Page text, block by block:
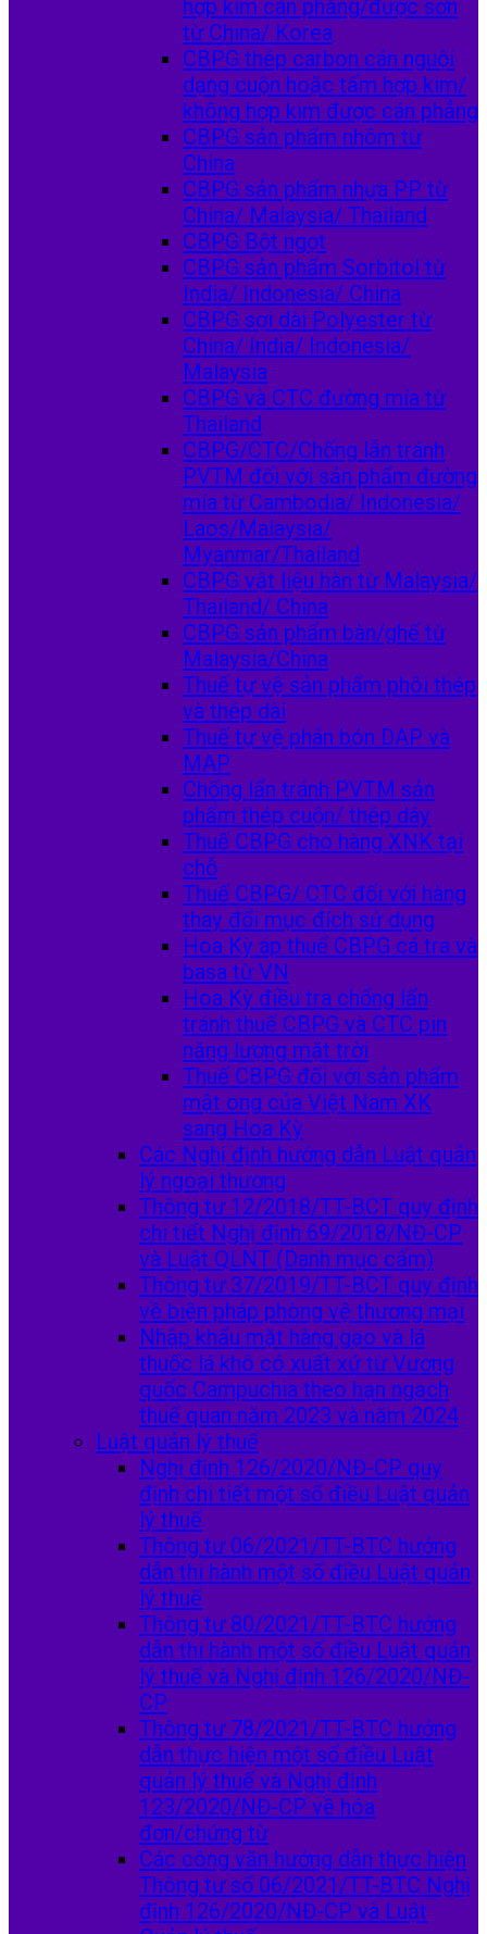
hợp kim cán phẳng/được sơn
từ China/ Korea
CBPG thép carbon cán nguội
dạng cuộn hoặc tấm hợp kim/
không hợp kim được cán phẳng
CBPG sản phẩm nhôm từ
China
CBPG sản phẩm nhựa PP từ
China/ Malaysia/ Thailand
CBPG Bột ngọt
CBPG sản phẩm Sorbitol từ
India/ Indonesia/ China
CBPG sợi dài Polyester từ
China/ India/ Indonesia/
Malaysia
CBPG và CTC đường mía từ
Thailand
CBPG/CTC/Chống lẫn tránh
PVTM đối với sản phẩm đường
mía từ Cambodia/ Indonesia/
Laos/Malaysia/
Myanmar/Thailand
CBPG vật liệu hàn từ Malaysia/
Thailand/ China
CBPG sản phẩm bàn/ghế từ
Malaysia/China
Thuế tự vệ sản phẩm phôi thép
và thép dài
Thuế tự vệ phân bón DAP và
MAP
Chống lẩn tránh PVTM sản
phẩm thép cuộn/ thép dây
Thuế CBPG cho hàng XNK tại
chỗ
Thuế CBPG/ CTC đối với hàng
thay đổi mục đích sử dụng
Hoa Kỳ áp thuế CBPG cá tra và
basa từ VN
Hoa Kỳ điều tra chống lẩn
tránh thuế CBPG và CTC pin
năng lượng mặt trời
Thuế CBPG đối với sản phẩm
mật ong của Việt Nam XK
sang Hoa Kỳ
Các Nghị định hướng dẫn Luật quản
lý ngoại thương
Thông tư 12/2018/TT-BCT quy định
chi tiết Nghị định 69/2018/NĐ-CP
và Luật QLNT (Danh mục cấm)
Thông tư 37/2019/TT-BCT quy định
về biện pháp phòng vệ thương mại
Nhập khẩu mặt hàng gạo và lá
thuốc lá khô có xuất xứ từ Vương
quốc Campuchia theo hạn ngạch
thuế quan năm 2023 và năm 2024
Luật quản lý thuế
Nghị định 126/2020/NĐ-CP quy
định chi tiết một số điều Luật quản
lý thuế
Thông tư 06/2021/TT-BTC hướng
dẫn thi hành một số điều Luật quản
lý thuế
Thông tư 80/2021/TT-BTC hướng
dẫn thi hành một số điều Luật quản
lý thuế và Nghị định 126/2020/NĐ-
CP
Thông tư 78/2021/TT-BTC hướng
dẫn thực hiện một số điều Luật
quản lý thuế và Nghị định
123/2020/NĐ-CP về hóa
đơn/chứng từ
Các công văn hướng dẫn thực hiện
Thông tư số 06/2021/TT-BTC Nghị
định 126/2020/NĐ-CP và Luật